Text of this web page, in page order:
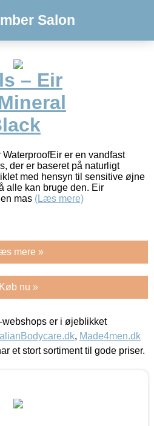
Salon
– Eir
er en vandfast
der er baseret på naturligt
med hensyn til sensitive øjne
alle kan bruge den. Eir
mas (Læs mere)
mere »
Køb nu »
er i øjeblikket
, Made4men.dk
et stort sortiment til gode priser.